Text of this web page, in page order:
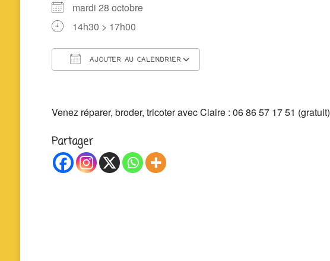
mardi 28 octobre
14h30 > 17h00
AJOUTER AU CALENDRIER
Venez réparer, broder, tricoter avec Claire : 06 86 57 17 51 (gratuit)
Partager